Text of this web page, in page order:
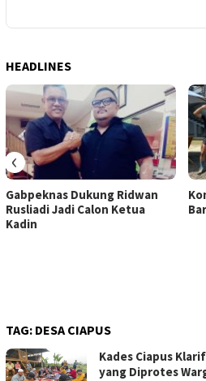
HEADLINES
Gabpeknas Dukung Ridwan
Rusliadi Jadi Calon Ketua
Kadin
‹
TAG: DESA CIAPUS
Kades Ciapus
yang Diprotes